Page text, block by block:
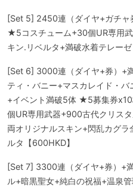
[Set 5] 2450連（ダイヤ+ガチ
★5コスチューム+30個UR専用
キン.リベルタ+満破水着テレーゼ
[Set 6] 3000連（ダイヤ+券）+
ティ・バニー+マスカレイド・バ
+イベント満破5体 ★5募集券
個UR専用武器+900古代クリス
両オリジナルスキン+閃乱カグ
ルタ【600HKD】
[Set 7] 3300連（ダイヤ+券）+
ル+暗黒聖女+純白の祝福+温泉